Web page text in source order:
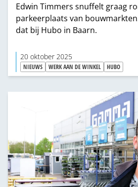
Edwin Timmers snuffelt graag
parkeerplaats van
dat bij Hubo in Baarn.
20 oktober 2025
NIEUWS WERK AAN DE WINKEL HUBO